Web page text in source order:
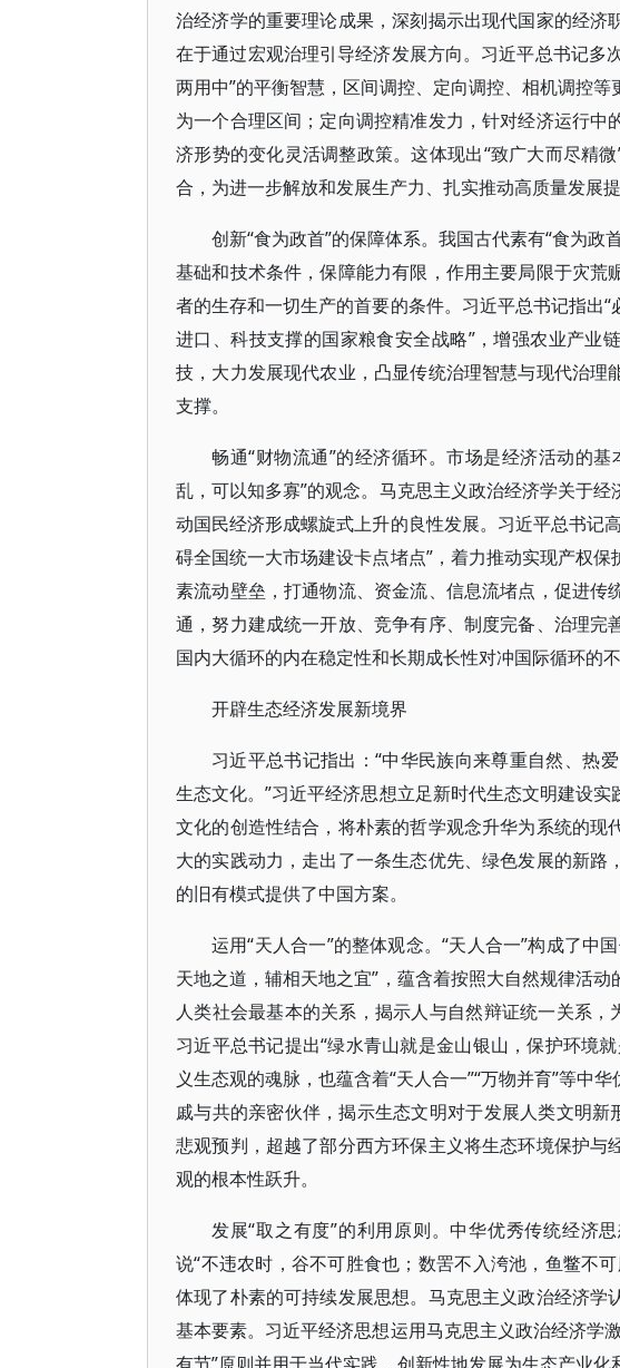
治经济学的重要理论成果，深刻揭示出现代国家的经
在于通过宏观治理引导经济发展方向。习近平总书记多
两用中”的平衡智慧，区间调控、定向调控、相机调控
为一个合理区间；定向调控精准发力，针对经济运行
济形势的变化灵活调整政策。这体现出“致广大而尽精
合，为进一步解放和发展生产力、扎实推动高质量发展提
创新“食为政首”的保障体系。我国古代素有“食为
基础和技术条件，保障能力有限，作用主要局限于灾
者的生存和一切生产的首要的条件。习近平总书记指出
进口、科技支撑的国家粮食安全战略”，增强农业产业
技，大力发展现代农业，凸显传统治理智慧与现代治
支撑。
畅通“财物流通”的经济循环。市场是经济活动的
乱，可以知多寡”的观念。马克思主义政治经济学关于
动国民经济形成螺旋式上升的良性发展。习近平总书记
碍全国统一大市场建设卡点堵点”，着力推动实现产权
素流动壁垒，打通物流、资金流、信息流堵点，促进
通，努力建成统一开放、竞争有序、制度完备、治理
国内大循环的内在稳定性和长期成长性对冲国际循环的不
开辟生态经济发展新境界
习近平总书记指出：“中华民族向来尊重自然、热
生态文化。”习近平经济思想立足新时代生态文明建设
文化的创造性结合，将朴素的哲学观念升华为系统的
大的实践动力，走出了一条生态优先、绿色发展的新
的旧有模式提供了中国方案。
运用“天人合一”的整体观念。“天人合一”构成了中
天地之道，辅相天地之宜”，蕴含着按照大自然规律活
人类社会最基本的关系，揭示人与自然辩证统一关系，
习近平总书记提出“绿水青山就是金山银山，保护环境
义生态观的魂脉，也蕴含着“天人合一”“万物并育”等中
戚与共的亲密伙伴，揭示生态文明对于发展人类文明
悲观预判，超越了部分西方环保主义将生态环境保护
观的根本性跃升。
发展“取之有度”的利用原则。中华优秀传统经济
说“不违农时，谷不可胜食也；数罟不入洿池，鱼鳖不
体现了朴素的可持续发展思想。马克思主义政治经济
基本要素。习近平经济思想运用马克思主义政治经济学